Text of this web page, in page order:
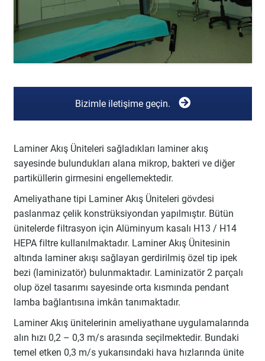
Bizimle iletişime geçin.
Laminer Akış Üniteleri sağladıkları laminer akış
sayesinde bulundukları alana mikrop, bakteri ve diğer
partiküllerin girmesini engellemektedir.
Ameliyathane tipi Laminer Akış Üniteleri gövdesi
paslanmaz çelik konstrüksiyondan yapılmıştır. Bütün
ünitelerde filtrasyon için Alüminyum kasalı H13 / H14
HEPA filtre kullanılmaktadır. Laminer Akış Ünitesinin
altında laminer akışı sağlayan gerdirilmiş özel tip ipek
bezi (laminizatör) bulunmaktadır. Laminizatör 2 parçalı
olup özel tasarımı sayesinde orta kısmında pendant
lamba bağlantısına imkân tanımaktadır.
Laminer Akış ünitelerinin ameliyathane uygulamalarında
alın hızı 0,2 – 0,3 m/s arasında seçilmektedir. Bundaki
temel etken 0,3 m/s yukarısındaki hava hızlarında ünite